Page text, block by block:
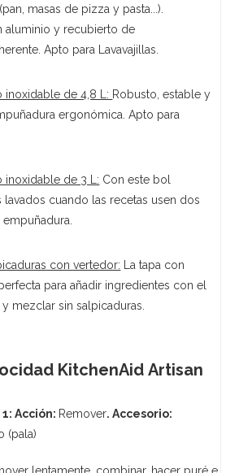
masas de pizza y pasta...).
aluminio y recubierto de
Apto para Lavavajillas.
inoxidable de 4,8 L: Robusto, estable y
ergonómica. Apto para
inoxidable de 3 L: Con este bol
lavados cuando las recetas usen dos
con vertedor: La tapa con
para añadir ingredientes con el
mezclar sin salpicaduras.
KitchenAid Artisan
1:Acción: Remover.Accesorio:
(pala)